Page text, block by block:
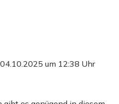
04.10.2025 um 12:38 Uhr